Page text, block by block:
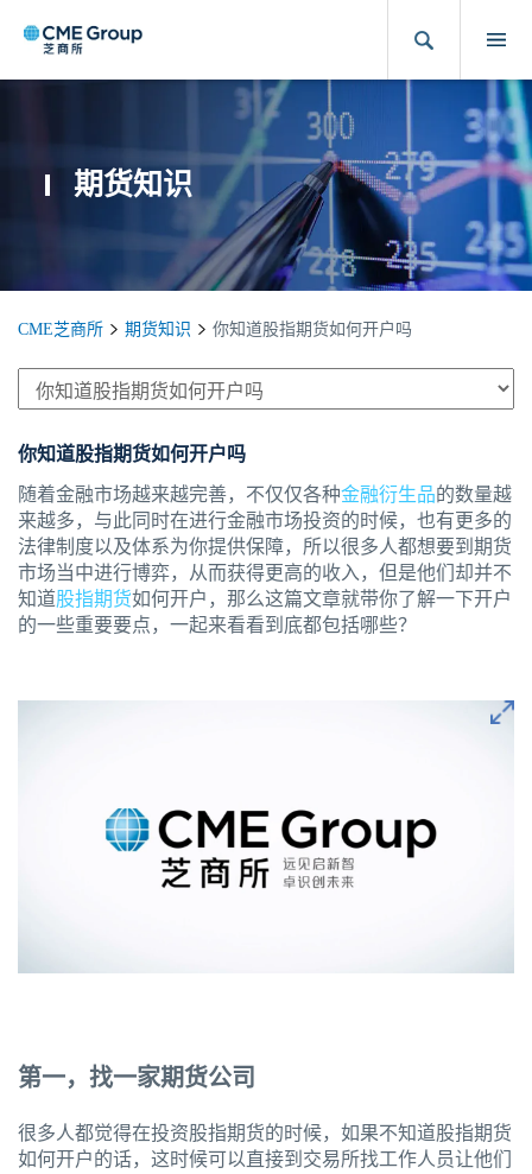
期货知识
CME芝商所 期货知识 你知道股指期货如何开户吗
你知道股指期货如何开户吗
随着金融市场越来越完善，不仅仅各种金融衍生品的数量越
来越多，与此同时在进行金融市场投资的时候，也有更多的
法律制度以及体系为你提供保障，所以很多人都想要到期货
市场当中进行博弈，从而获得更高的收入，但是他们却并不
知道股指期货如何开户，那么这篇文章就带你了解一下开户
的一些重要要点，一起来看看到底都包括哪些？
第一，找一家期货公司
很多人都觉得在投资股指期货的时候，如果不知道股指期货
如何开户的话，这时候可以直接到交易所找工作人员让他们